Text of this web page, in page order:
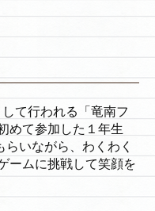
て行われる「竜南フ
めて参加した１年生
いながら、わくわく
ームに挑戦して笑顔を